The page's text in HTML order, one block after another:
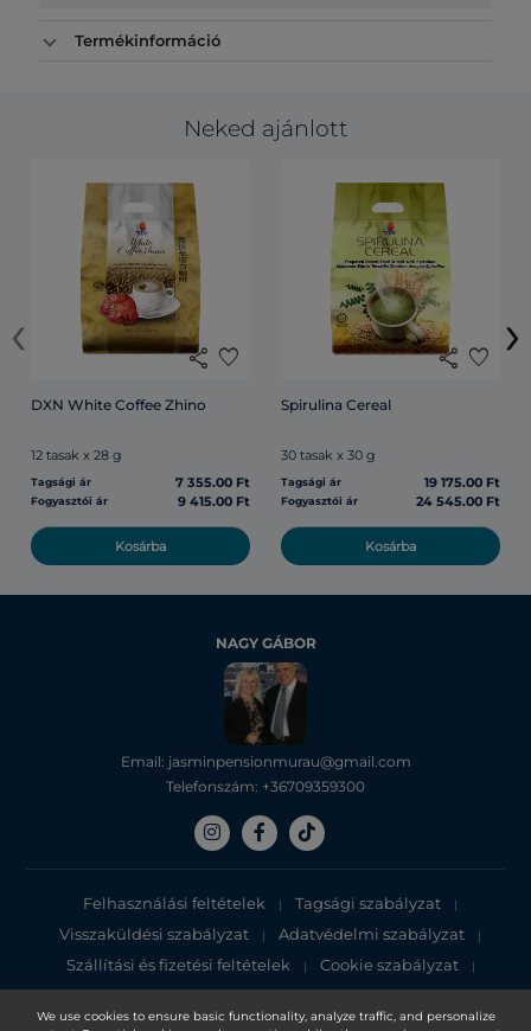
We use cookies to ensure basic functionality, analyze traffic, and personalize
Termékinformáció
Neked ajánlott
share favorite
DXN White Coffee Zhino
12 tasak x 28 g
Tagsági ár 7 355.00 Ft
Fogyasztói ár 9 415.00 Ft
Kosárba
share favorite
Spirulina Cereal
30 tasak x 30 g
Tagsági ár 19 175.00 Ft
Fogyasztói ár 24 545.00 Ft
Kosárba
‹ ›
NAGY GÁBOR
Email: jasminpensionmurau@gmail.com
Telefonszám: +36709359300
Felhasználási feltételek | Tagsági szabályzat |
Visszaküldési szabályzat | Adatvédelmi szabályzat |
Szállítási és fizetési feltételek | Cookie szabályzat |
Adatvédelmi tájékoztató